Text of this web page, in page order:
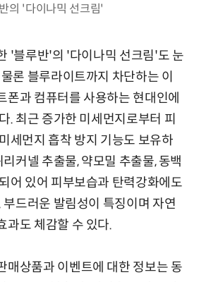
의 '다이나믹 선크림'
'블루반'의 '다이나믹 선크림'도 눈
론 블루라이트까지 차단하는 이
폰과 컴퓨터를 사용하는 현대인에
. 최근 증가한 미세먼지로부터 피
세먼지 흡착 방지 기능도 보유하
커넬 추출물, 약모밀 추출물, 동백
어 있어 피부보습과 탄력강화에도
부드러운 발림성이 특징이며 자연
과도 체감할 수 있다.
매상품과 이벤트에 대한 정보는 동